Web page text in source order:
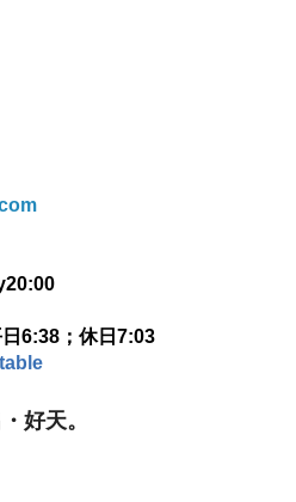
6:38；休日7:03
好天。